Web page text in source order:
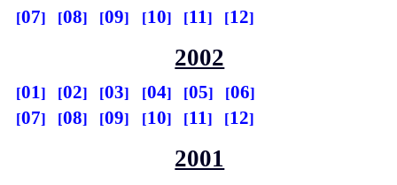
07
08 09 10 11 12
2002
01 02 03 04 05
06
07
08 09 10 11 12
2001